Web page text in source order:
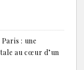
: une
au cœur d’un